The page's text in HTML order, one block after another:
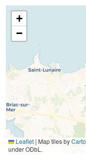
+
−
Leaflet | Map tiles byCarto
under ODbL.